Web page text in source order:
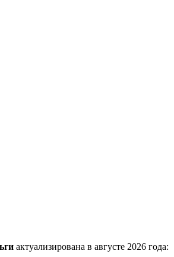
актуализирована в августе 2026 года: